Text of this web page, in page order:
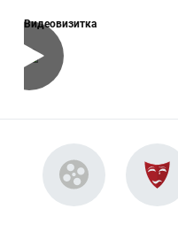
Видеовизитка